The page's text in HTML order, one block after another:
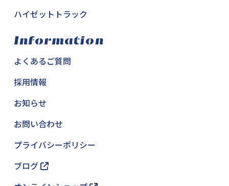
ハイゼットトラック
Information
よくあるご質問
採用情報
お知らせ
お問い合わせ
プライバシーポリシー
ブログ